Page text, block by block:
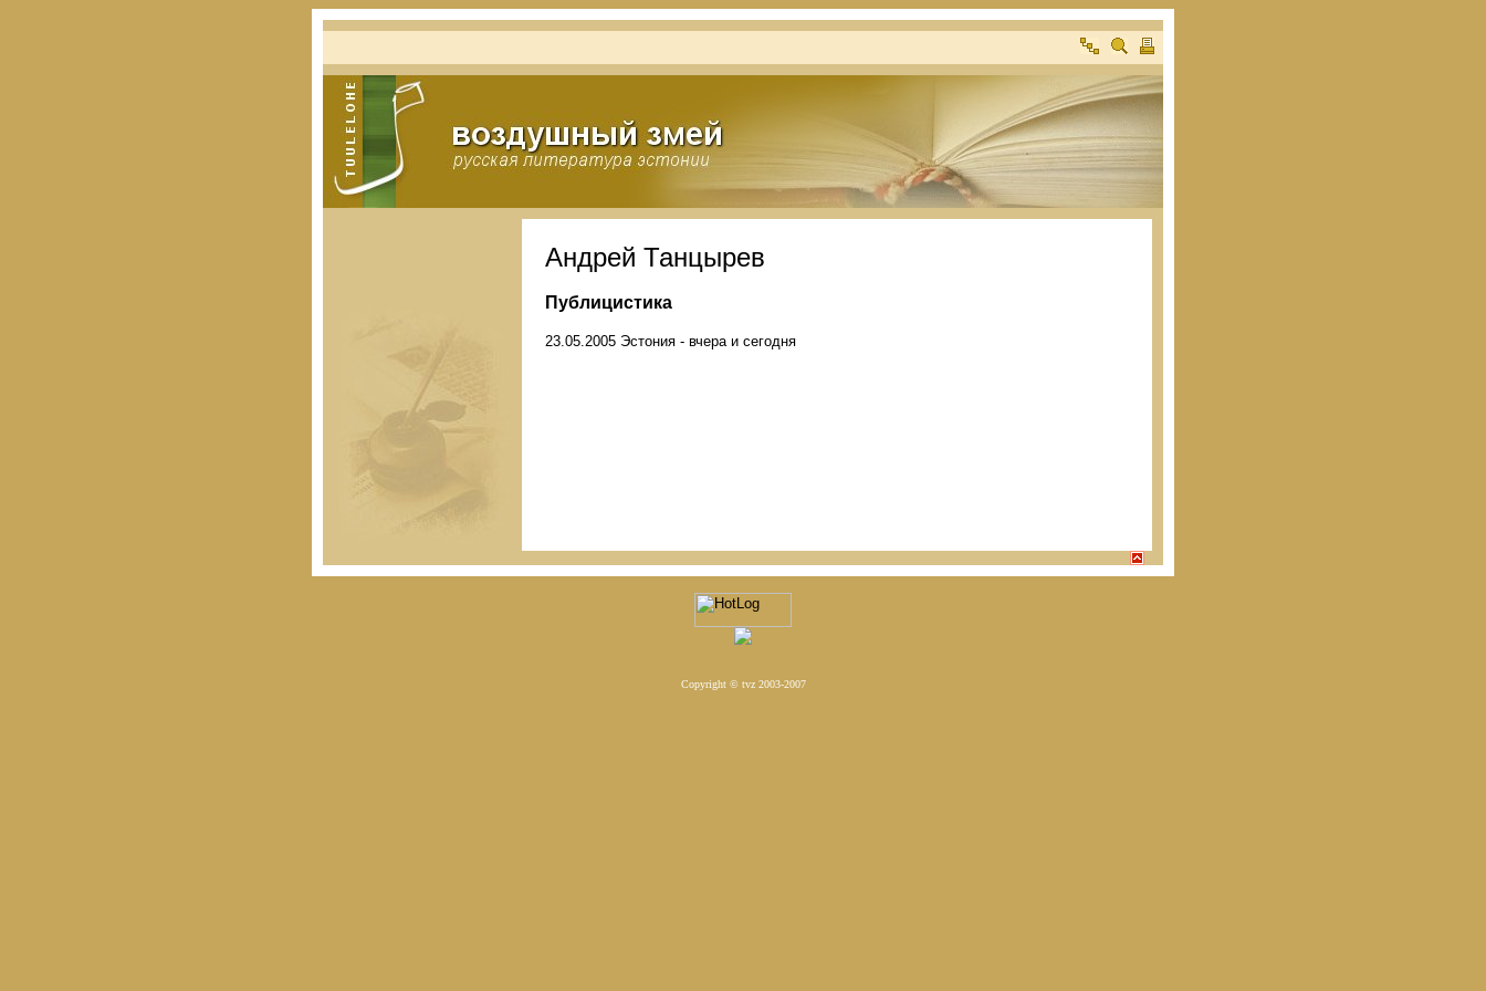
Андрей Танцырев
Публицистика
23.05.2005 Эстония - вчера и сегодня
Copyright © tvz 2003-2007